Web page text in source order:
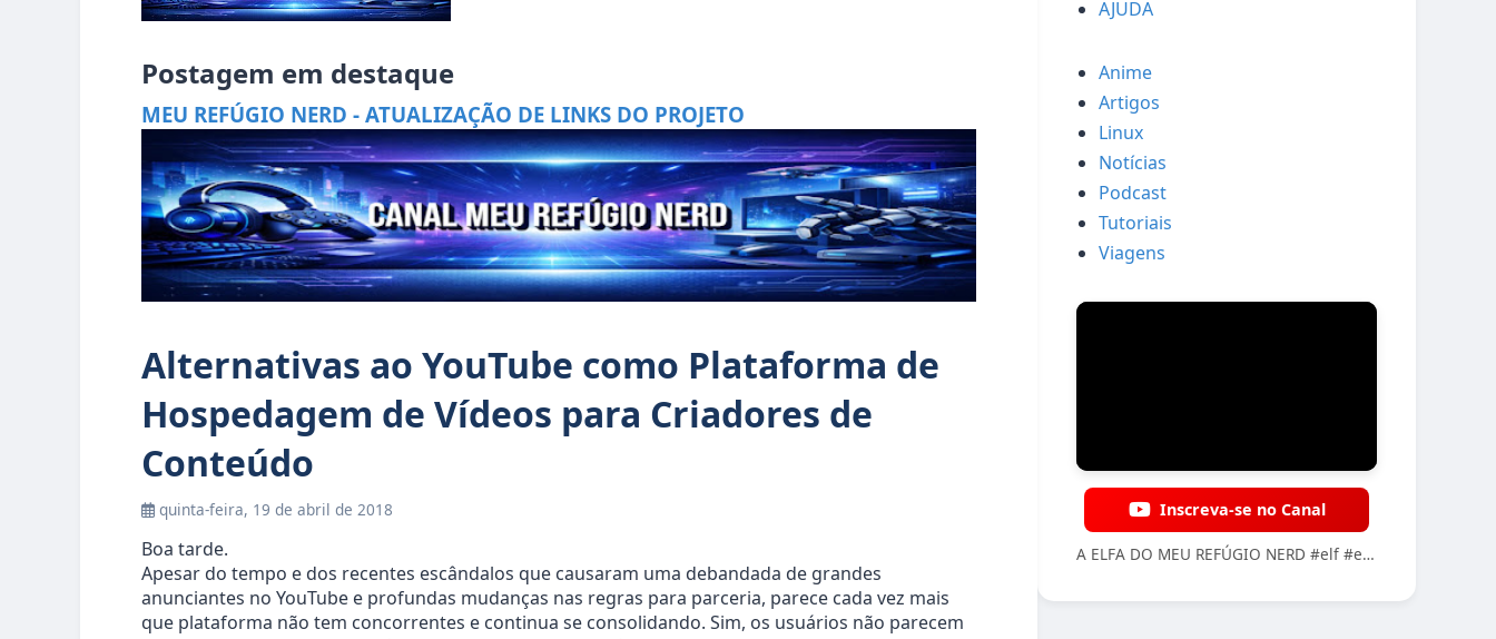
Postagem em destaque
MEU REFÚGIO NERD - ATUALIZAÇÃO DE LINKS DO PROJETO
Alternativas ao YouTube como Plataforma de
Hospedagem de Vídeos para Criadores de
Conteúdo
quinta-feira, 19 de abril de 2018
Boa tarde.
Apesar do tempo e dos recentes escândalos que causaram uma debandada de grandes
anunciantes no YouTube e profundas mudanças nas regras para parceria, parece cada vez mais
que plataforma não tem concorrentes e continua se consolidando. Sim, os usuários não parecem
AJUDA
Anime
Artigos
Linux
Notícias
Podcast
Tutoriais
Viagens
Inscreva-se no Canal
A ELFA DO MEU REFÚGIO NERD #elf #elfa #medieval